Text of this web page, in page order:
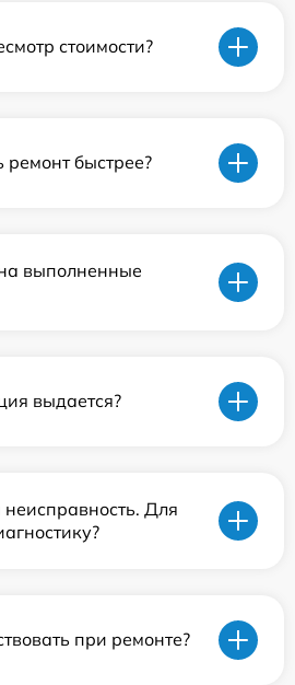
стоимости?
быстрее?
выполненные
выдается?
Для
при ремонте?